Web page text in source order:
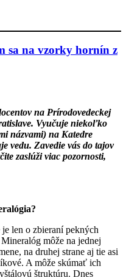
sa na vzorky hornín z
na Prírodovedeckej
Vyučuje niekoľko
názvami) na Katedre
vedu. Zavedie vás do tajov
zaslúži viac pozornosti,
len o zbieraní pekných
môže na jednej
na druhej strane aj tie asi
A môže skúmať ich
štruktúru. Dnes